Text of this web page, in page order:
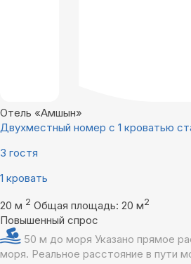
Отель «Амшын»
Двухместный номер с 1 кроватью
3 гостя
1 кровать
20 м 2 Общая площадь: 20 м2
Повышенный спрос
50 м до моря Указано прямое
моря. Реальное расстояние в пути